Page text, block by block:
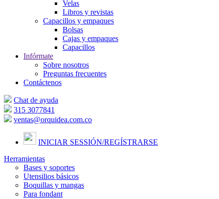
Velas
Libros y revistas
Capacillos y empaques
Bolsas
Cajas y empaques
Capacillos
Infórmate
Sobre nosotros
Preguntas frecuentes
Contáctenos
Chat de ayuda
315 3077841
ventas@orquidea.com.co
INICIAR SESSIÓN/REGÍSTRARSE
Herramientas
Bases y soportes
Utensilios básicos
Boquillas y mangas
Para fondant